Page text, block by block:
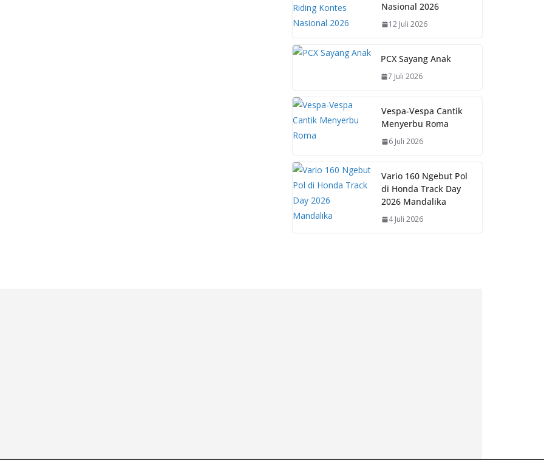
Nasional 2026
12 Juli 2026
PCX Sayang Anak
7 Juli 2026
Vespa-Vespa Cantik
Menyerbu Roma
6 Juli 2026
Vario 160 Ngebut Pol
di Honda Track Day
2026 Mandalika
4 Juli 2026